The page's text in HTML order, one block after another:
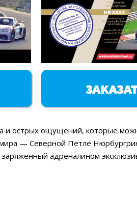
и острых ощущений, которые
— Северной Петле
адреналином